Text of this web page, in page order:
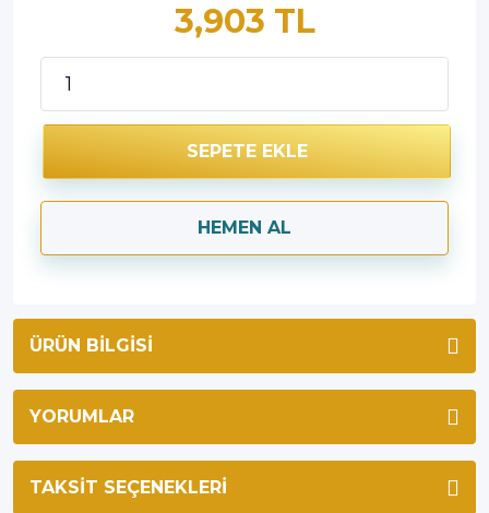
3,903 TL
SEPETE EKLE
HEMEN AL
ÜRÜN BILGISI
YORUMLAR
TAKSIT SEÇENEKLERI